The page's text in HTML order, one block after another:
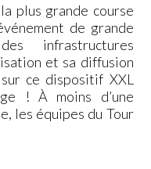
plus grande course
de grande
infrastructures
et sa diffusion
ce dispositif XXL
! À moins d’une
les équipes du Tour